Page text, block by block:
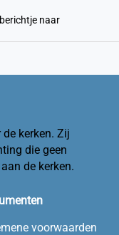
naar
kerken. Zij
die geen
de kerken.
voorwaarden